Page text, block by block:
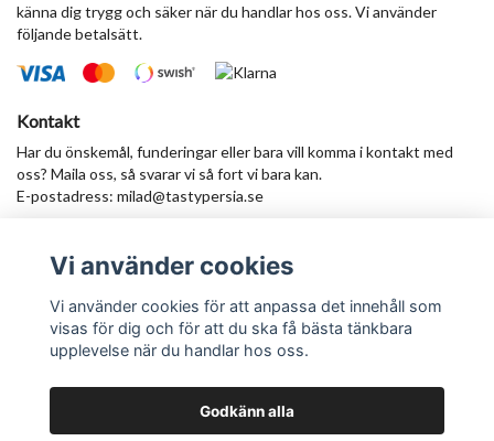
känna dig trygg och säker när du handlar hos oss. Vi använder
följande betalsätt.
Kontakt
Har du önskemål, funderingar eller bara vill komma i kontakt med
oss? Maila oss, så svarar vi så fort vi bara kan.
E-postadress: milad@tastypersia.se
Anmäl dig till vårt nyhetsbrev
Prenumerera
Vi använder cookies
Vi använder cookies för att anpassa det innehåll som
visas för dig och för att du ska få bästa tänkbara
upplevelse när du handlar hos oss.
Godkänn alla